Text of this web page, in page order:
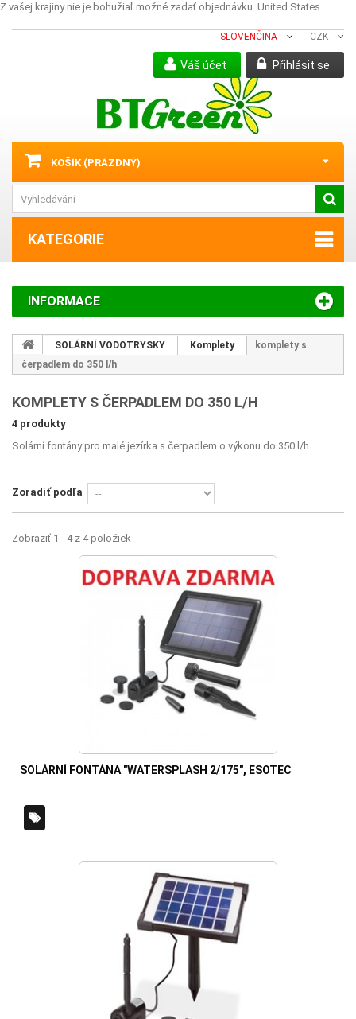
Z vašej krajiny nie je bohužiaľ možné zadať objednávku. United States
Váš účet Přihlásit se
CZK
SLOVENČINA
KOŠÍK (PRÁZDNÝ)
KATEGORIE
INFORMACE
SOLÁRNÍ VODOTRYSKY Komplety
komplety s
čerpadlem do 350 l/h
KOMPLETY S ČERPADLEM DO 350 L/H
4 produkty
Solární fontány pro malé jezírka s čerpadlem o výkonu do 350 l/h.
Zoradiť podľa
Zobraziť 1 - 4 z 4 položiek
SOLÁRNÍ FONTÁNA "WATERSPLASH 2/175", ESOTEC